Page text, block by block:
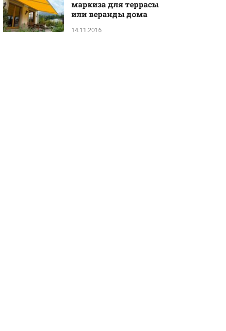
маркиза для террасы
или веранды дома
14.11.2016